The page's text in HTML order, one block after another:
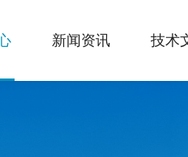
新闻资讯 技术